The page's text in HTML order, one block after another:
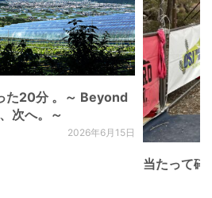
た20分 。～ Beyond
次へ。～
2026年6月15日
当たって砕